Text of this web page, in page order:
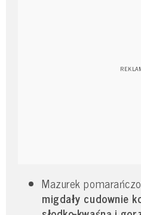
Mazurek
migdały cudownie